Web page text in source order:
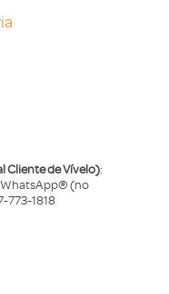
Cliente de Vívelo):
WhatsApp® (no
773-1818